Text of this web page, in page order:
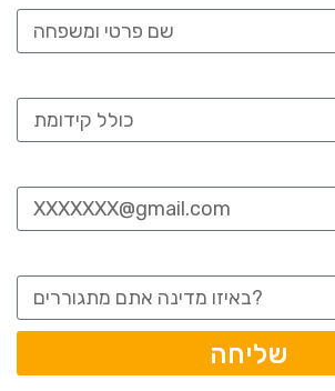
שליחה